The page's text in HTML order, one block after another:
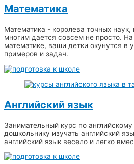
Математика
Математика - королева точных наук,
многим дается совсем не просто.
математике, ваши детки окунутся в
примеров и задач.
Английский язык
Занимательный курс по
дошкольнику изучать английский
английский язык весело и легко